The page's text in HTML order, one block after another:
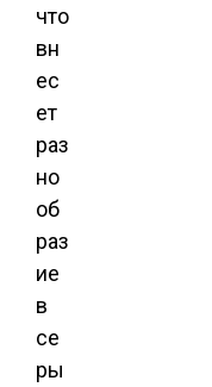
что
вн
ес
ет
раз
но
об
раз
ие
в
се
ры